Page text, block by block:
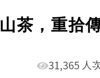
茶，重拾
31,365 人